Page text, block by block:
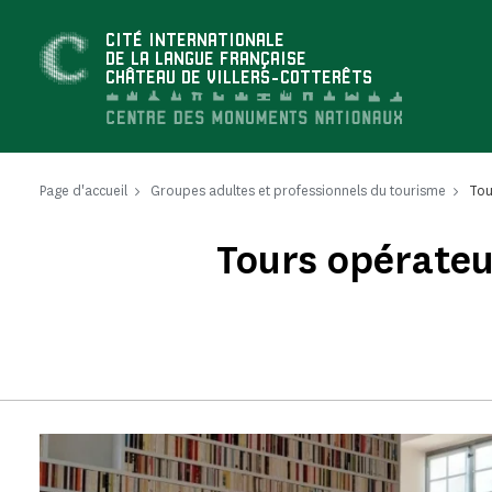
CITÉ INTERNATIONALE
DE LA LANGUE FRANÇAISE
CHÂTEAU DE VILLERS-COTTERÊTS
Page d'accueil Groupes adultes et professionnels du tourisme
Tours